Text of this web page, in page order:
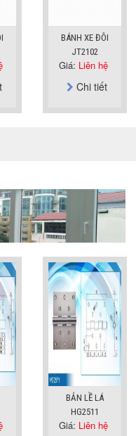
BÁNH XE ĐÔI
JT2102
Giá: Liên hệ
Chi tiết
BẢN LỀ LÁ
HG2511
Giá: Liên hệ